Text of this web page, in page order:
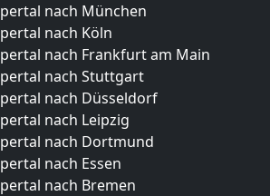
nach München
nach Köln
nach Frankfurt am Main
nach Stuttgart
nach Düsseldorf
nach Leipzig
nach Dortmund
nach Essen
nach Bremen